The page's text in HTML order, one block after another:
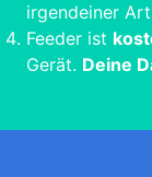
irgendeiner
Feeder ist
Gerät. Deine